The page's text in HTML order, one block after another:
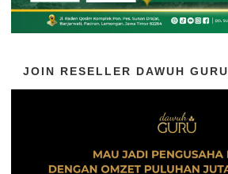
JOIN RESELLER DAWUH GURU